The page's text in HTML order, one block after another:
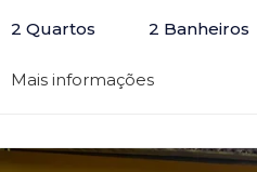
2 Quartos 2 Banheiros
Mais informações